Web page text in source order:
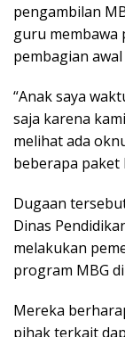
pengambilan
guru membawa
pembagian awal
“Anak saya
saja karena
melihat ada
beberapa paket
Dugaan
Dinas
melakukan
program MBG
Mereka
pihak terkait